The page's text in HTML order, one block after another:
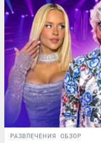
РАЗВЛЕЧЕНИЯ ОБЗОР